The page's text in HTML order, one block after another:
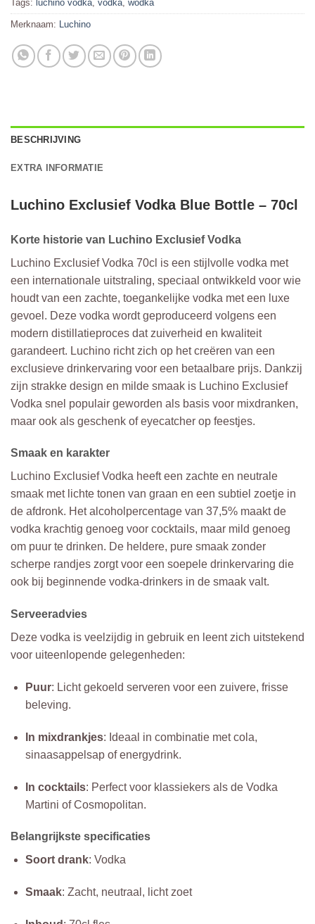
Tags: luchino vodka vodka wodka
Merknaam: Luchino
BESCHRIJVING
EXTRA INFORMATIE
Luchino Exclusief Vodka Blue Bottle – 70cl
Korte historie van Luchino Exclusief Vodka
Luchino Exclusief Vodka 70cl is een stijlvolle vodka met
een internationale uitstraling, speciaal ontwikkeld voor wie
houdt van een zachte, toegankelijke vodka met een luxe
gevoel. Deze vodka wordt geproduceerd volgens een
modern distillatieproces dat zuiverheid en kwaliteit
garandeert. Luchino richt zich op het creëren van een
exclusieve drinkervaring voor een betaalbare prijs. Dankzij
zijn strakke design en milde smaak is Luchino Exclusief
Vodka snel populair geworden als basis voor mixdranken,
maar ook als geschenk of eyecatcher op feestjes.
Smaak en karakter
Luchino Exclusief Vodka heeft een zachte en neutrale
smaak met lichte tonen van graan en een subtiel zoetje in
de afdronk. Het alcoholpercentage van 37,5% maakt de
vodka krachtig genoeg voor cocktails, maar mild genoeg
om puur te drinken. De heldere, pure smaak zonder
scherpe randjes zorgt voor een soepele drinkervaring die
ook bij beginnende vodka-drinkers in de smaak valt.
Serveeradvies
Deze vodka is veelzijdig in gebruik en leent zich uitstekend
voor uiteenlopende gelegenheden:
Puur: Licht gekoeld serveren voor een zuivere, frisse
beleving.
In mixdrankjes: Ideaal in combinatie met cola,
sinaasappelsap of energydrink.
In cocktails: Perfect voor klassiekers als de Vodka
Martini of Cosmopolitan.
Belangrijkste specificaties
Soort drank: Vodka
Smaak: Zacht, neutraal, licht zoet